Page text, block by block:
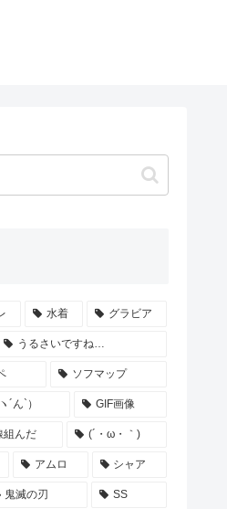
水着 グラビア
うるさいですね…
ソフマップ
´ん`） GIF画像
組んだ (´・ω・｀)
アムロ シャア
鬼滅の刃 SS